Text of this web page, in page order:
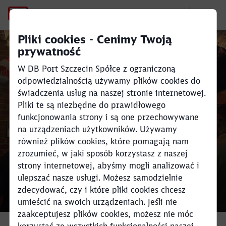
Close
Close
DB Port Szczecin i
Pliki cookies - Cenimy Twoją
prywatność
W DB Port Szczecin Spółce z ograniczoną
odpowiedzialnością używamy plików cookies do
świadczenia usług na naszej stronie internetowej.
Pliki te są niezbędne do prawidłowego
funkcjonowania strony i są one przechowywane
na urządzeniach użytkowników. Używamy
również plików cookies, które pomagają nam
zrozumieć, w jaki sposób korzystasz z naszej
strony internetowej, abyśmy mogli analizować i
ulepszać nasze usługi. Możesz samodzielnie
zdecydować, czy i które pliki cookies chcesz
umieścić na swoich urządzeniach. Jeśli nie
zaakceptujesz plików cookies, możesz nie móc